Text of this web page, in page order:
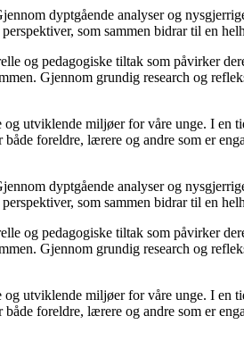
dyptgående analyser og
som sammen bidrar til en
og pedagogiske tiltak som påvirker
Gjennom grundig research og
utviklende miljøer for våre unge. I en
foreldre, lærere og andre som er
dyptgående analyser og
som sammen bidrar til en
og pedagogiske tiltak som påvirker
Gjennom grundig research og
utviklende miljøer for våre unge. I en
foreldre, lærere og andre som er